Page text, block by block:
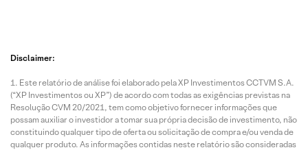
Disclaimer:
Este relatório de análise foi elaborado pela XP Investimentos CCTVM S.A.
(“XP Investimentos ou XP”) de acordo com todas as exigências previstas na
Resolução CVM 20/2021, tem como objetivo fornecer informações que
possam auxiliar o investidor a tomar sua própria decisão de investimento, não
constituindo qualquer tipo de oferta ou solicitação de compra e/ou venda de
qualquer produto. As informações contidas neste relatório são consideradas